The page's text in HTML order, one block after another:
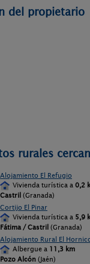
del propietario
rurales
Alojamiento El Refugio
Vivienda turística a 0,2
Castril (Granada)
Cortijo El Pinar
Vivienda turística a 5,9
Fátima / Castril (Granada)
Alojamiento Rural El
Albergue a 11,3 km
Pozo Alcón (Jaén)